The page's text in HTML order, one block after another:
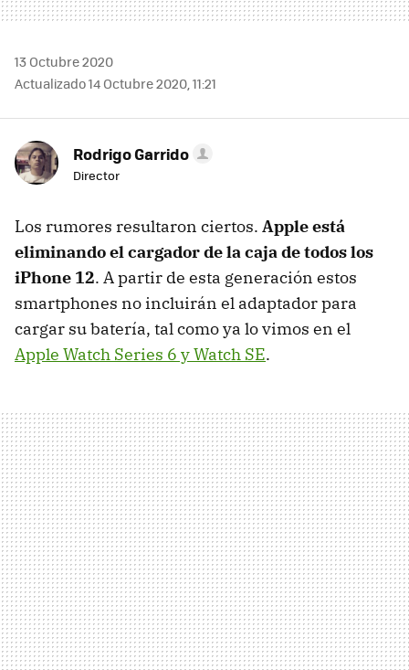
13 Octubre 2020
Actualizado 14 Octubre 2020, 11:21
Rodrigo Garrido
Director
Los rumores resultaron ciertos. Apple está
eliminando el cargador de la caja de todos los
iPhone 12. A partir de esta generación estos
smartphones no incluirán el adaptador para
cargar su batería, tal como ya lo vimos en el
Apple Watch Series 6 y Watch SE.